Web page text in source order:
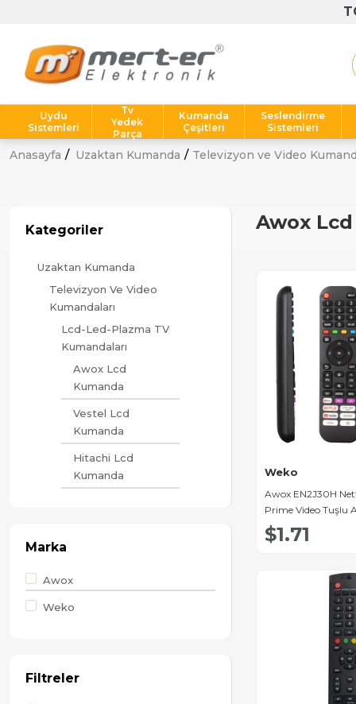
Uydu
Sistemleri
Tv
Yedek
Parça
Kumanda
Çeşitleri
Seslendirme
Sistemleri
Anasayfa Uzaktan Kumanda Televizyon ve Video
Kategoriler
Uzaktan Kumanda
Televizyon Ve Video
Kumandaları
Lcd-Led-Plazma TV
Kumandaları
Awox Lcd
Kumanda
Vestel Lcd
Kumanda
Hitachi Lcd
Kumanda
Telefunken Lcd
Kumanda
Grundig Lcd
Marka
Awox
Weko
Filtreler
Awox
Weko
Awox EN2J30H
Prime Video Tuşlu
Tv Kumanda
$1.71